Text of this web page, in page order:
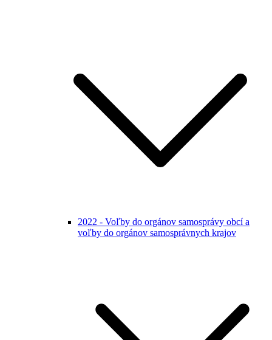
2022 - Voľby do orgánov samosprávy obcí a
voľby do orgánov samosprávnych krajov